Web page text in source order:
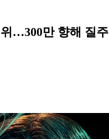
…300만 향해 질주